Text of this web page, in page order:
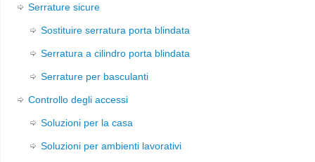
Serrature sicure
Sostituire serratura porta blindata
Serratura a cilindro porta blindata
Serrature per basculanti
Controllo degli accessi
Soluzioni per la casa
Soluzioni per ambienti lavorativi